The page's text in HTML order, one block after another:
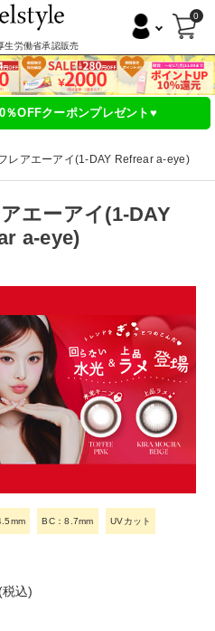
生労働省承認販売
0
OFFクーポンプレゼント♥
レアエーアイ(1-DAY Refrear a-eye)
エーアイ(1-DAY
a-eye)
BC：8.7mm UVカット
(税込)